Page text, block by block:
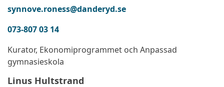
synnove.roness@danderyd.se
073-807 03 14
Kurator, Ekonomiprogrammet och Anpassad
gymnasieskola
Linus Hultstrand